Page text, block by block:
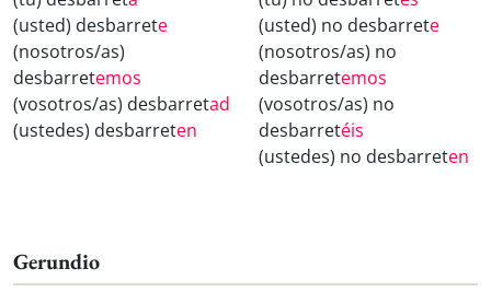
(usted) desbarrete
(nosotros/as)
desbarretemos
(vosotros/as) desbarretad
(ustedes) desbarreten
(usted) no desbarrete
(nosotros/as) no
desbarretemos
(vosotros/as) no
desbarretéis
(ustedes) no desbarreten
Gerundio